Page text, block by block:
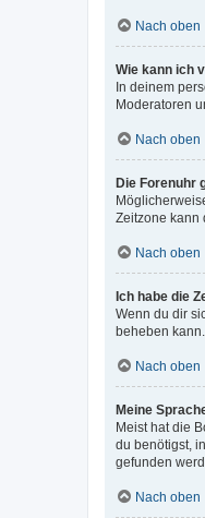
Nach oben
Wie kann ich
In deinem
Moderatoren
Nach oben
Die Forenuhr
Zeitzone kann
Nach oben
Ich habe die
Wenn du dir
beheben kann.
Nach oben
Meine
Meist hat die
du benötigst,
gefunden
Nach oben